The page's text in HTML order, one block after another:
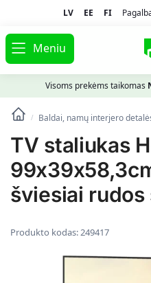
LV EE FI
Meniu
Visoms prekėms taikomas
/ Baldai, namų interjero
TV staliukas
šviesiai rudos
Produkto kodas:249417